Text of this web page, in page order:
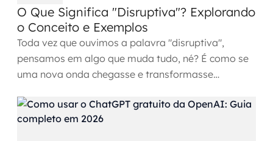
O Que Significa "Disruptiva"? Explorando
o Conceito e Exemplos
Toda vez que ouvimos a palavra "disruptiva",
pensamos em algo que muda tudo, né? É como se
uma nova onda chegasse e transformasse